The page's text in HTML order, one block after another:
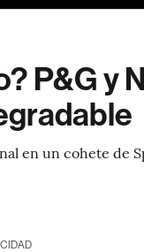
P&G y
en un cohete de